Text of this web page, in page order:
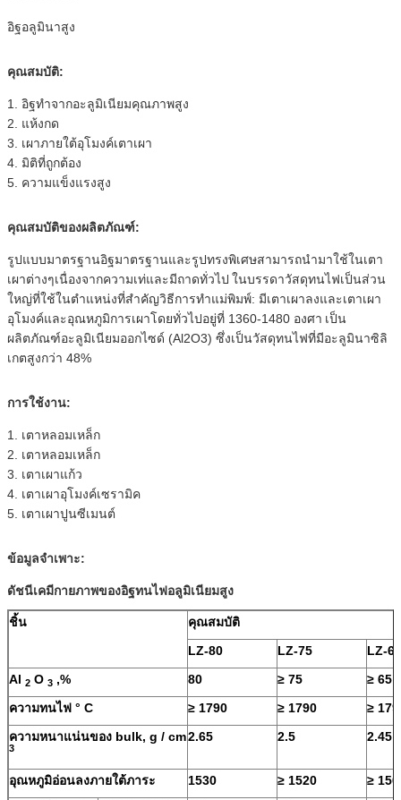
อิฐอลูมินาสูง
คุณสมบัติ:
1. อิฐทำจากอะลูมิเนียมคุณภาพสูง
2. แห้งกด
3. เผาภายใต้อุโมงค์เตาเผา
4. มิติที่ถูกต้อง
5. ความแข็งแรงสูง
คุณสมบัติของผลิตภัณฑ์:
รูปแบบมาตรฐานอิฐมาตรฐานและรูปทรงพิเศษสามารถนำมาใช้ในเตา
เผาต่างๆเนื่องจากความเท่และมีถาดทั่วไป ในบรรดาวัสดุทนไฟเป็นส่วน
ใหญ่ที่ใช้ในตำแหน่งที่สำคัญวิธีการทำแม่พิมพ์: มีเตาเผาลงและเตาเผา
อุโมงค์และอุณหภูมิการเผาโดยทั่วไปอยู่ที่ 1360-1480 องศา เป็น
ผลิตภัณฑ์อะลูมิเนียมออกไซด์ (Al2O3) ซึ่งเป็นวัสดุทนไฟที่มีอะลูมินาซิลิ
เกตสูงกว่า 48%
การใช้งาน:
1. เตาหลอมเหล็ก
2. เตาหลอมเหล็ก
3. เตาเผาแก้ว
4. เตาเผาอุโมงค์เซรามิค
5. เตาเผาปูนซีเมนต์
ข้อมูลจำเพาะ:
ดัชนีเคมีกายภาพของอิฐทนไฟอลูมิเนียมสูง
ชิ้น
คุณสมบัติ
LZ-80
LZ-75
LZ-65
Al 2 O 3 ,% 80 ≥ 75 ≥ 65
ความทนไฟ ° C ≥ 1790 ≥ 1790 ≥
ความหนาแน่นของ bulk, g / cm
3
2.65 2.5 2.45
อุณหภูมิอ่อนลงภายใต้ภาระ 1530 ≥ 1520 ≥